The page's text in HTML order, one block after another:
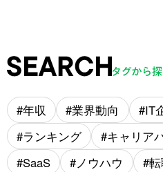
年収 業界動向 IT
ランキング
キャリア
SaaS
ノウハウ